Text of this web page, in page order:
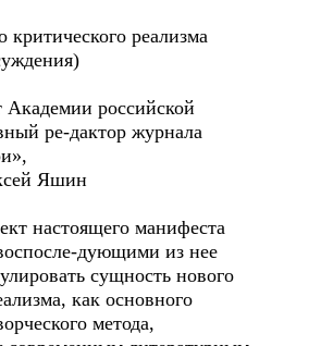
критического реализма
Академии российской
ре-дактор журнала
Яшин
настоящего манифеста
дующими из нее
сущность нового
как основного
метода,